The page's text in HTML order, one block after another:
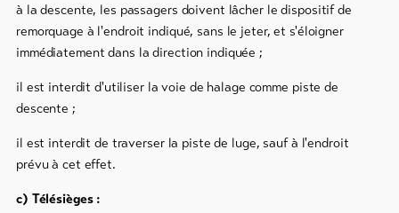
à la descente, les passagers doivent lâcher le dispositif de
remorquage à l'endroit indiqué, sans le jeter, et s'éloigner
immédiatement dans la direction indiquée ;
il est interdit d'utiliser la voie de halage comme piste de
descente ;
il est interdit de traverser la piste de luge, sauf à l'endroit
prévu à cet effet.
c) Télésièges :